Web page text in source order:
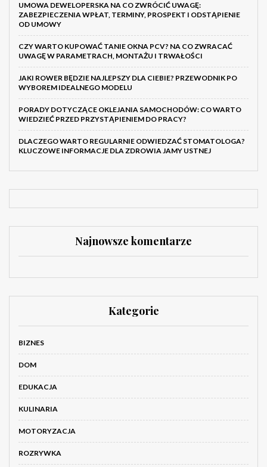
UMOWA DEWELOPERSKA NA CO ZWRÓCIĆ UWAGĘ:
ZABEZPIECZENIA WPŁAT, TERMINY, PROSPEKT I ODSTĄPIENIE
OD UMOWY
CZY WARTO KUPOWAĆ TANIE OKNA PCV? NA CO ZWRACAĆ
UWAGĘ W PARAMETRACH, MONTAŻU I TRWAŁOŚCI
JAKI ROWER BĘDZIE NAJLEPSZY DLA CIEBIE? PRZEWODNIK PO
WYBOREM IDEALNEGO MODELU
PORADY DOTYCZĄCE OKLEJANIA SAMOCHODÓW: CO WARTO
WIEDZIEĆ PRZED PRZYSTĄPIENIEM DO PRACY?
DLACZEGO WARTO REGULARNIE ODWIEDZAĆ STOMATOLOGA?
KLUCZOWE INFORMACJE DLA ZDROWIA JAMY USTNEJ
Najnowsze komentarze
Kategorie
BIZNES
DOM
EDUKACJA
KULINARIA
MOTORYZACJA
ROZRYWKA